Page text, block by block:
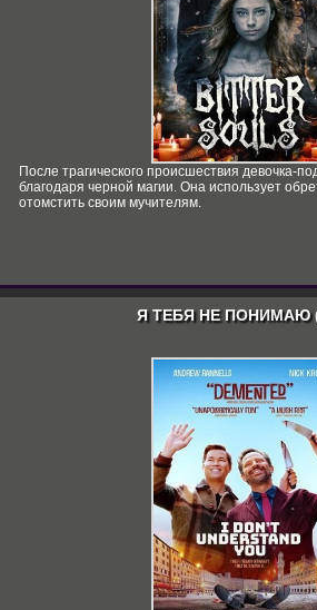
После трагического происшествия девочка-
благодаря черной магии. Она использует
отомстить своим мучителям.
Я ТЕБЯ НЕ ПОНИМАЮ